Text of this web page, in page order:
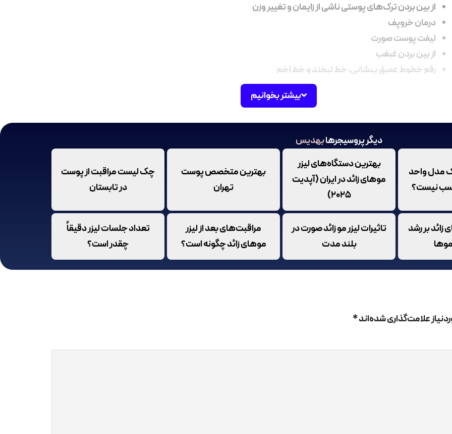
از بین بردن ترک‌های پوستی ناشی از زایمان و تغییر وزن
درمان خروپف
لیفت پوست صورت
از بین بردن غبغب
رفع خطوط عمیق پیشانی، خط لبخند و خط اخم
4 بعدی لیزر فوتونا به چه صورت است؟
بعدی به چه صورت است؟
استفاده می‌کنند. در جوانسازی 4 بعدی این دو طول موج از داخل و خارج از بافت دهان به پوست تابیده
بیشتر بخوانیم
دیگر پروسیجرهابهدیس
مدل واحد
نیست؟
بهترین دستگاه‌های لیزر
موهای زائد در ایران (آپدیت
۲۰۲۵)
بهترین متخصص پوست
تهران
چک لیست مراقبت از پوست
در تابستان
زائد بر رشد
تاثیرات لیزر مو زائد صورت در
بلند مدت
مراقبت‌های بعد از لیزر
موهای زائد چگونه است؟
تعداد جلسات لیزر دقیقاً
چقدر است؟
علامت‌گذاری شده‌اند*